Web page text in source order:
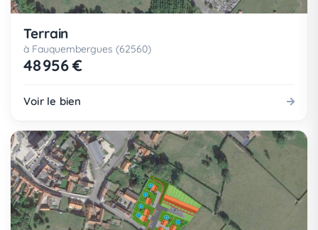
Terrain
à Fauquembergues (62560)
48 956 €
Voir le bien